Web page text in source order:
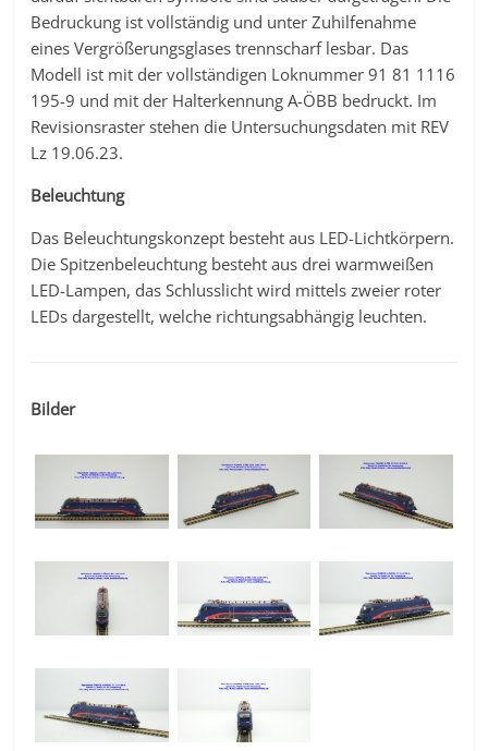
Bedruckung ist vollständig und unter Zuhilfenahme
eines Vergrößerungsglases trennscharf lesbar. Das
Modell ist mit der vollständigen Loknummer 91 81 1116
195-9 und mit der Halterkennung A-ÖBB bedruckt. Im
Revisionsraster stehen die Untersuchungsdaten mit REV
Lz 19.06.23.
Beleuchtung
Das Beleuchtungskonzept besteht aus LED-Lichtkörpern.
Die Spitzenbeleuchtung besteht aus drei warmweißen
LED-Lampen, das Schlusslicht wird mittels zweier roter
LEDs dargestellt, welche richtungsabhängig leuchten.
Bilder